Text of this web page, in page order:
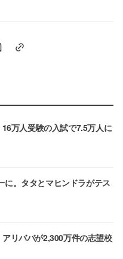
万人受験の入試で7.5万人に
に。タタとマヒンドラがテス
リババが2,300万件の志望校